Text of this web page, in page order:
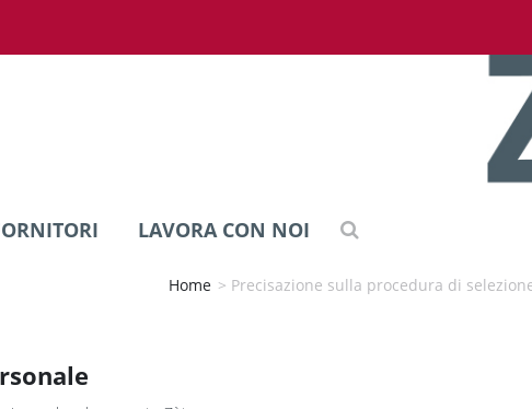
LAVORA CON NOI
Home > Precisazione sulla procedura di